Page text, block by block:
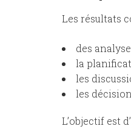
Les résultats
des
la
les
les
L’objectif est